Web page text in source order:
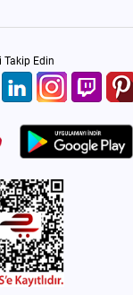
Takip Edin